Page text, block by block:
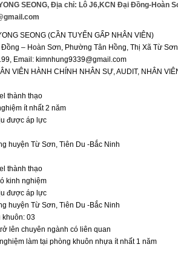
SEONG, Địa chỉ: Lô J6,KCN Đại Đồng-Hoàn
SEONG (CẦN TUYỂN GẤP NHÂN VIÊN)
– Hoàn Sơn, Phường Tân Hồng, Thị Xã Từ
Email: kimnhung9339@gmail.com
VIÊN HÀNH CHÍNH NHÂN SỰ, AUDIT, NHÂN
thành thạo
ít nhất 2 năm
được áp lực
huyện Từ Sơn, Tiên Du -Bắc Ninh
thành thạo
kinh nghiệm
được áp lực
huyện Từ Sơn, Tiên Du -Bắc Ninh
khuôn: 03
lên chuyên ngành có liên quan
làm tại phòng khuôn nhựa ít nhất 1 năm